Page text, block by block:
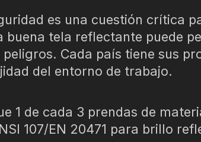
Chaleco de seguridad
de transferencia de calor
es una cuestión crítica
tela reflectante puede
Cada país tiene sus
del entorno de trabajo.
1 de cada 3 prendas de
107/EN 20471 para brillo